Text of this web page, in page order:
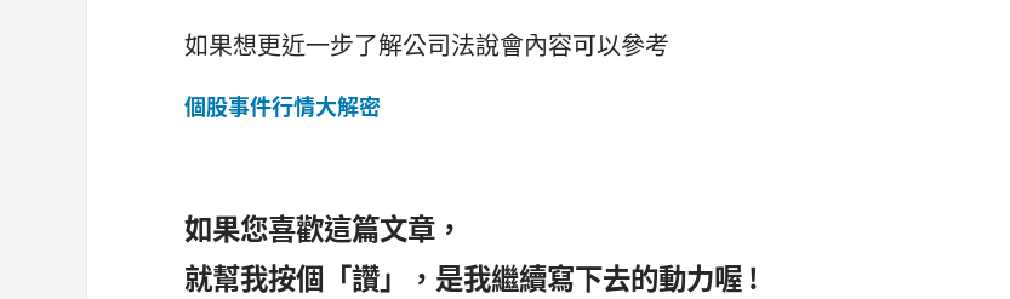
如果想更近一步了解公司法說會內容可以參考
個股事件行情大解密
如果您喜歡這篇文章，
就幫我按個「讚」，是我繼續寫下去的動力喔 !